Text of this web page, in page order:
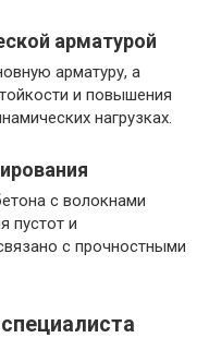
арматурой
арматуру, а
и повышения
нагрузках.
с волокнами
пустот и
с прочностными